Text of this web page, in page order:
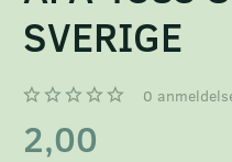
SVERIGE
0
2,00